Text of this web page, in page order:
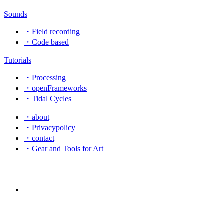
Sounds
・Field recording
・Code based
Tutorials
・Processing
・openFrameworks
・Tidal Cycles
・about
・Privacypolicy
・contact
・Gear and Tools for Art